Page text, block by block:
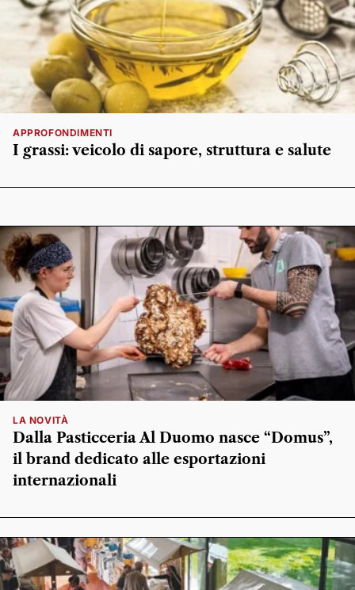
APPROFONDIMENTI
I grassi: veicolo di sapore, struttura e salute
LA NOVITÀ
Dalla Pasticceria Al Duomo nasce “Domus”,
il brand dedicato alle esportazioni
internazionali